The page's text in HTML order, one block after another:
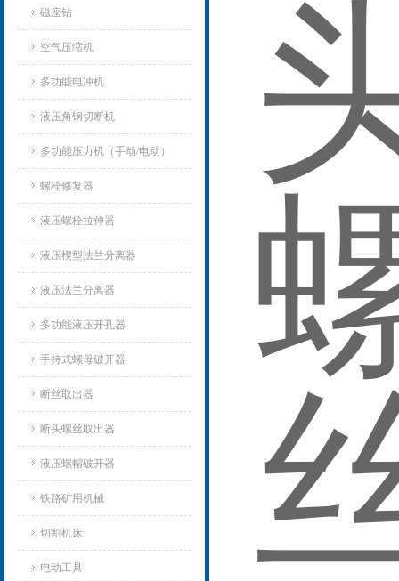
磁座钻
空气压缩机
多功能电冲机
液压角钢切断机
多功能压力机（手动/电动）
螺栓修复器
液压螺栓拉伸器
液压楔型法兰分离器
液压法兰分离器
多功能液压开孔器
手持式螺母破开器
断丝取出器
断头螺丝取出器
液压螺帽破开器
铁路矿用机械
切割机床
电动工具